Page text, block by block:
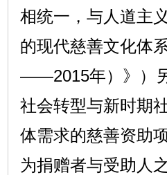
相统一，与人道主
的现代慈善文化体
——2015年）》）
社会转型与新时期
体需求的慈善资助
为捐赠者与受助人